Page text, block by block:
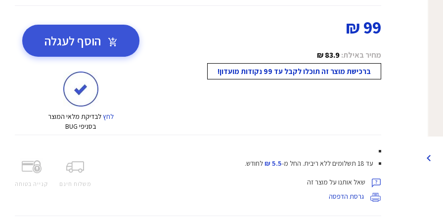
99 ₪
מחיר באילת:83.9 ₪
ברכישת מוצר זה תוכלו לקבל עד 99 נקודות מועדון!
הוסף לעגלה
לחץלבדיקת מלאי המוצר
בסניפי BUG
משלוח חינם קנייה בטוחה
עד 18 תשלומים ללא ריבית. החל מ-5.5 ₪ לחודש.
שאל אותנו על מוצר זה
גרסת הדפסה